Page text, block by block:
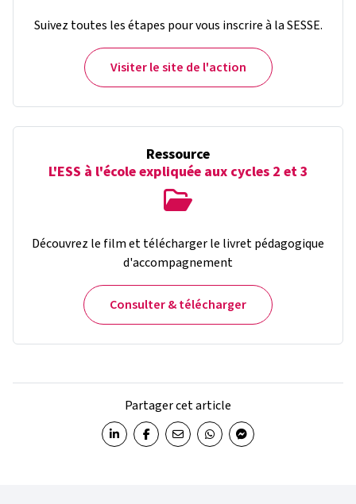
Suivez toutes les étapes pour vous inscrire à la SESSE.
Visiter le site de l'action
Ressource
L'ESS à l'école expliquée aux cycles 2 et 3
Découvrez le film et télécharger le livret pédagogique
d'accompagnement
Consulter & télécharger
Partager cet article
Partager sur LinkedIn
Partager sur Facebook
Partager par email
Partager sur WhatsApp
Partager sur Messenger